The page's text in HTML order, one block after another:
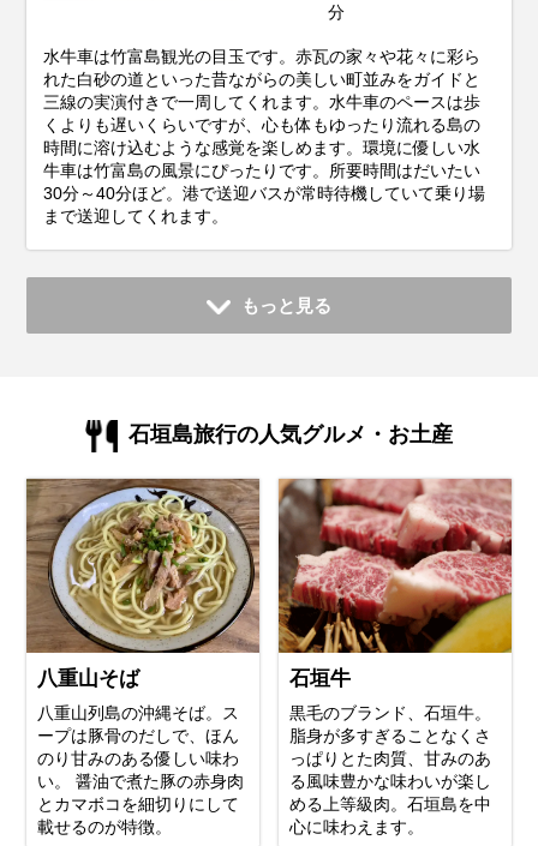
分
水牛車は竹富島観光の目玉です。赤瓦の家々や花々に彩ら
れた白砂の道といった昔ながらの美しい町並みをガイドと
三線の実演付きで一周してくれます。水牛車のペースは歩
くよりも遅いくらいですが、心も体もゆったり流れる島の
時間に溶け込むような感覚を楽しめます。環境に優しい水
牛車は竹富島の風景にぴったりです。所要時間はだいたい
30分～40分ほど。港で送迎バスが常時待機していて乗り場
まで送迎してくれます。
もっと見る
石垣島旅行の人気グルメ・お土産
八重山そば
八重山列島の沖縄そば。ス
ープは豚骨のだしで、ほん
のり甘みのある優しい味わ
い。 醤油で煮た豚の赤身肉
とカマボコを細切りにして
載せるのが特徴。
石垣牛
黒毛のブランド、石垣牛。
脂身が多すぎることなくさ
っぱりとた肉質、甘みのあ
る風味豊かな味わいが楽し
める上等級肉。石垣島を中
心に味わえます。